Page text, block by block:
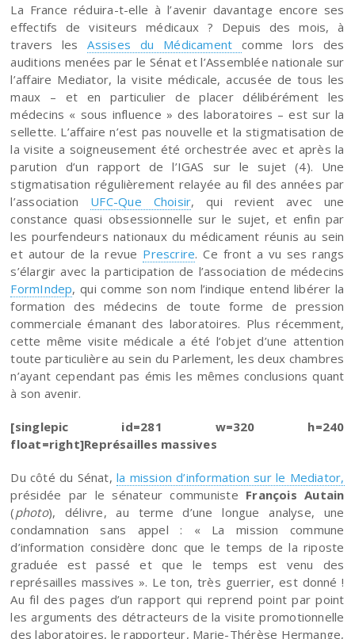
La France réduira-t-elle à l’avenir davantage encore ses
effectifs de visiteurs médicaux ? Depuis des mois, à
travers lesAssises du Médicamentcomme lors des
auditions menées par le Sénat et l’Assemblée nationale sur
l’affaire Mediator, la visite médicale, accusée de tous les
maux – et en particulier de placer délibérément les
médecins « sous influence » des laboratoires – est sur la
sellette. L’affaire n’est pas nouvelle et la stigmatisation de
la visite a soigneusement été orchestrée avec et après la
parution d’un rapport de l’IGAS sur le sujet (4). Une
stigmatisation régulièrement relayée au fil des années par
l’association UFC-Que Choisir, qui revient avec une
constance quasi obsessionnelle sur le sujet, et enfin par
les pourfendeurs nationaux du médicament réunis au sein
et autour de la revue Prescrire. Ce front a vu ses rangs
s’élargir avec la participation de l’association de médecins
FormIndep, qui comme son nom l’indique entend libérer la
formation des médecins de toute forme de pression
commerciale émanant des laboratoires. Plus récemment,
cette même visite médicale a été l’objet d’une attention
toute particulière au sein du Parlement, les deux chambres
n’ayant cependant pas émis les mêmes conclusions quant
à son avenir.
[singlepic id=281 w=320 h=240
float=right]Représailles massives
Du côté du Sénat, la mission d’information sur le Mediator,
présidée par le sénateur communiste François Autain
(photo), délivre, au terme d’une longue analyse, une
condamnation sans appel : « La mission commune
d’information considère donc que le temps de la riposte
graduée est passé et que le temps est venu des
représailles massives ». Le ton, très guerrier, est donné !
Au fil des pages d’un rapport qui reprend point par point
les arguments des détracteurs de la visite promotionnelle
des laboratoires, le rapporteur, Marie-Thérèse Hermange,